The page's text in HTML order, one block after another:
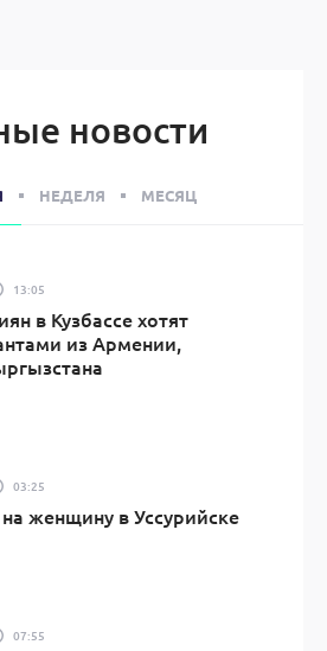
новости
НЕДЕЛЯ МЕСЯЦ
13:05
в Кузбассе хотят
из Армении,
03:25
женщину в Уссурийске
07:55